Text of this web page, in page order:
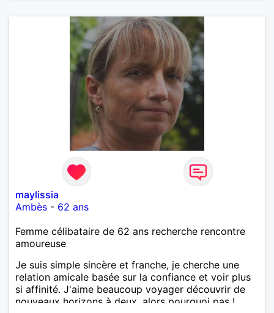
maylissia
Ambès - 62 ans
Femme célibataire de 62 ans recherche rencontre
amoureuse
Je suis simple sincère et franche, je cherche une
relation amicale basée sur la confiance et voir plus
si affinité. J'aime beaucoup voyager découvrir de
nouveaux horizons à deux, alors pourquoi pas !